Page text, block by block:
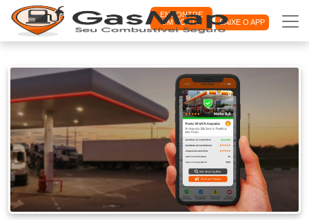
ENCONTRE
UM POSTO
BAIXE O APP